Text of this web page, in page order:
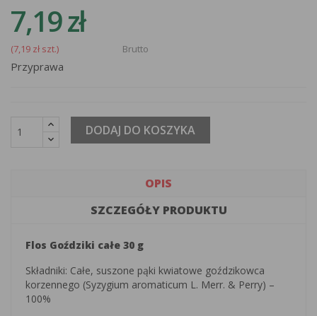
7,19 zł
(7,19 zł szt.) Brutto
Przyprawa
DODAJ DO KOSZYKA
OPIS
SZCZEGÓŁY PRODUKTU
Flos Goździki całe 30 g
Składniki: Całe, suszone pąki kwiatowe goździkowca
korzennego (Syzygium aromaticum L. Merr. & Perry) –
100%